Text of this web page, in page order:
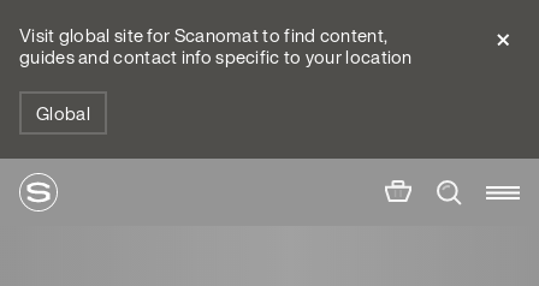
Visit global site for Scanomat to find content,
guides and contact info specific to your location
Global